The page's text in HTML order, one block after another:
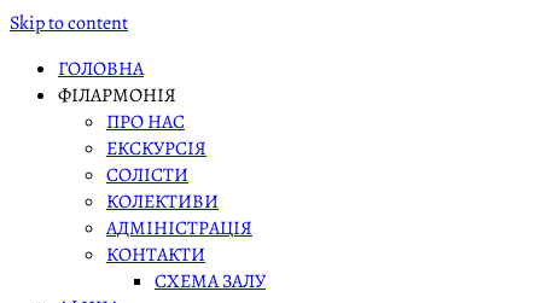
Skip to content
ГОЛОВНА
ФІЛАРМОНІЯ
ПРО НАС
ЕКСКУРСІЯ
СОЛІСТИ
КОЛЕКТИВИ
АДМІНІСТРАЦІЯ
КОНТАКТИ
СХЕМА ЗАЛУ